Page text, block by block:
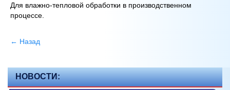
НОВОСТИ:
Для влажно-тепловой обработки в производственном
процессе.
← Назад